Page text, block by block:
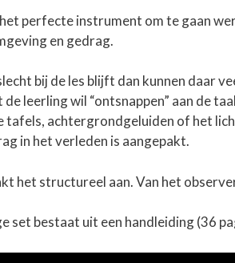
perfecte instrument om te gaan
en gedrag.
bij de les blijft dan kunnen daar
leerling wil “ontsnappen” aan de
tafels, achtergrondgeluiden of het
in het verleden is aangepakt.
het structureel aan. Van het
set bestaat uit een handleiding (36